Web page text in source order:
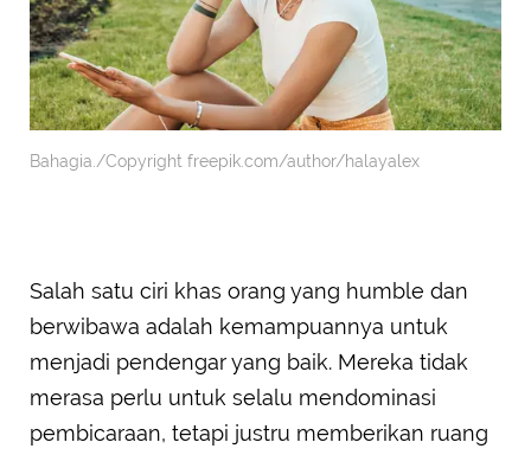
Bahagia./Copyright freepik.com/author/halayalex
Salah satu ciri khas orang yang humble dan
berwibawa adalah kemampuannya untuk
menjadi pendengar yang baik. Mereka tidak
merasa perlu untuk selalu mendominasi
pembicaraan, tetapi justru memberikan ruang